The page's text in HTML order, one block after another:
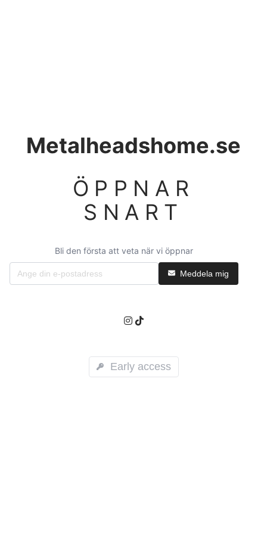
Metalheadshome.se
ÖPPNAR
SNART
Bli den första att veta när vi öppnar
Meddela mig
Early access